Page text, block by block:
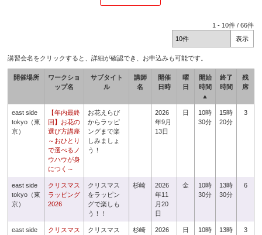
1 - 10件 /66件
講習会名をクリックすると、詳細が確認でき、お申込みも可能です。
開催場所
ワークショ
ップ名
サブタイト
ル
講師
名
開催
日時
曜
日
開始
時間
▲
終了
時間
残
席
east side
tokyo（東
京）
【年内最終
回】お花の
選び方講座
～おひとり
で選べるノ
ウハウが身
につく～
お花えらび
からラッピ
ングまで楽
しみましょ
う！
2026
年9月
13日
日
10時
30分
15時
20分
3
east side
tokyo（東
京）
クリスマス
ラッピング
2026
クリスマス
をラッピン
グで楽しも
う！！
杉崎
2026
年11
月20
日
金
10時
30分
13時
30分
6
east side
クリスマス
クリスマス
杉崎
2026
日
10時
13時
3